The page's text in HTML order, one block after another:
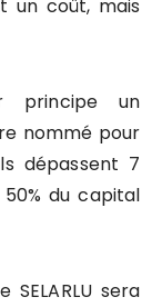
un coût, mais
principe un
nommé pour
dépassent 7
du capital
sera